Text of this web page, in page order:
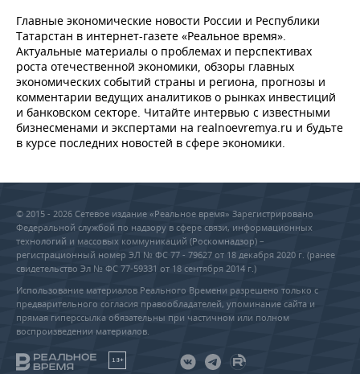
Главные экономические новости России и Республики
Татарстан в интернет-газете «Реальное время».
Актуальные материалы о проблемах и перспективах
роста отечественной экономики, обзоры главных
экономических событий страны и региона, прогнозы и
комментарии ведущих аналитиков о рынках инвестиций
и банковском секторе. Читайте интервью с известными
бизнесменами и экспертами на realnoevremya.ru и будьте
в курсе последних новостей в сфере экономики.
© 2015 - 2026 Сетевое издание «Реальное время» Зарегистрировано
Федеральной службой по надзору в сфере связи, информационных
технологий и массовых коммуникаций (Роскомнадзор) –
регистрационный номер ЭЛ № ФС 77 - 79627 от 18 декабря 2020 г. (ранее
свидетельство Эл № ФС 77-59331 от 18 сентября 2014 г.)
Использование материалов Реального Времени разрешено только с
предварительного согласия правообладателей, упоминание сайта и
прямая гиперссылка обязательны при частичном или полном
воспроизведении материалов.
18+